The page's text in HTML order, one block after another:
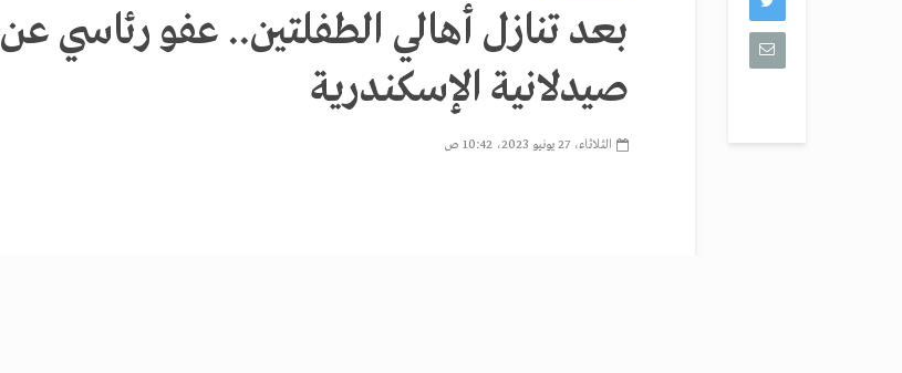
بعد تنازل أهالي الطفلتين.. عفو رئاسي عن
صيدلانية الإسكندرية
الثلاثاء، 27 يونيو 2023، 10:42 ص